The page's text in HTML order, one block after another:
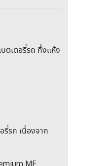
ตเตอรี่รถ กึ่งแห้ง
รถ เนื่องจาก
MF